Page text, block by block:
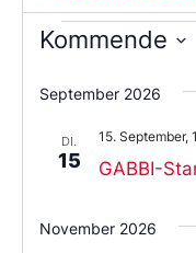
Kommende
Sie
das
aus.
September 2026
DI.
15 GABBI-
15. September,
November 2026